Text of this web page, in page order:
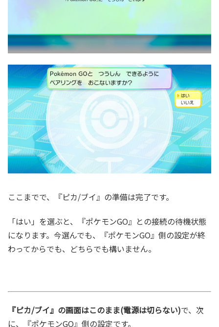
ここまでで、『ピカ/ブイ』の準備は完了です。
「はい」を選ぶと、『ポケモンGO』との接続の待機状態
になります。今選んでも、『ポケモンGO』側の設定が終
わってからでも、どちらでも構いません。
『ピカ/ブイ』の画面はこのまま(電源は切らない)で、次
に、『ポケモンGO』側の設定です。